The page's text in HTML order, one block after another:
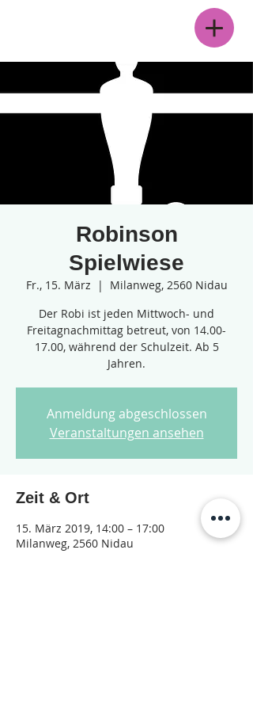
Robinson
Spielwiese
Fr., 15. März
  |
Milanweg, 2560 Nidau
Der Robi ist jeden Mittwoch- und
Freitagnachmittag betreut, von 14.00-
17.00, während der Schulzeit. Ab 5
Jahren.
Anmeldung abgeschlossen
Veranstaltungen ansehen
Zeit & Ort
15. März 2019, 14:00 – 17:00
Milanweg, 2560 Nidau